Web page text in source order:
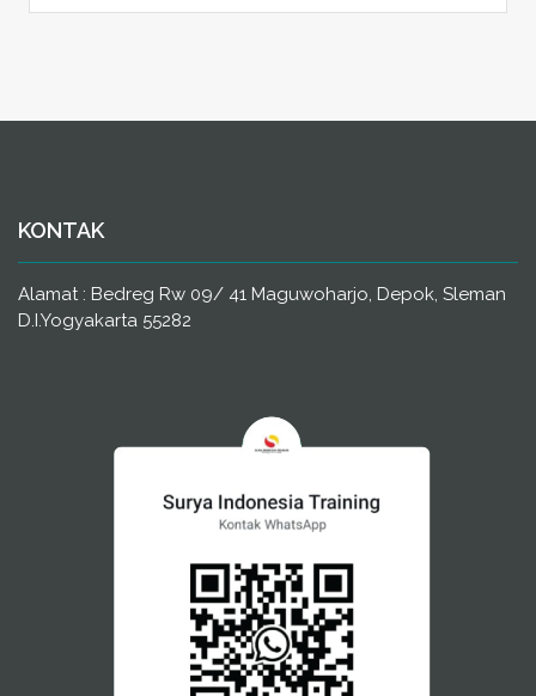
KONTAK
Alamat : Bedreg Rw 09/ 41 Maguwoharjo, Depok, Sleman
D.I.Yogyakarta 55282